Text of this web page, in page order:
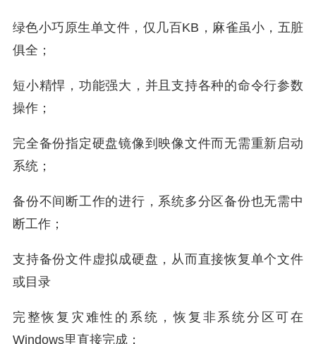
绿色小巧原生单文件，仅几百KB，麻雀虽小，五脏
俱全；
短小精悍，功能强大，并且支持各种的命令行参数
操作；
完全备份指定硬盘镜像到映像文件而无需重新启动
系统；
备份不间断工作的进行，系统多分区备份也无需中
断工作；
支持备份文件虚拟成硬盘，从而直接恢复单个文件
或目录
完整恢复灾难性的系统，恢复非系统分区可在
Windows里直接完成；